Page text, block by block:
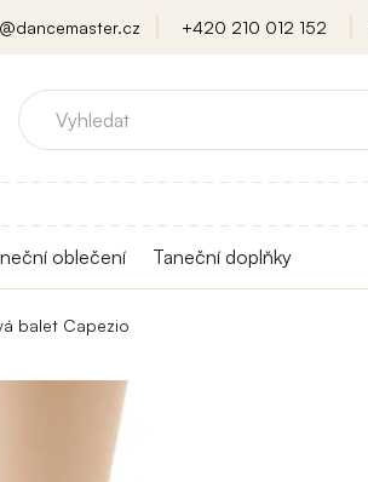
+420 210 012 152
oblečení Taneční doplňky
balet Capezio